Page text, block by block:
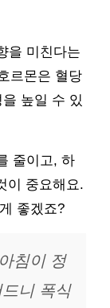
을 미친다는
르몬은 혈당
높일 수 있
줄이고, 하
이 중요해요.
좋겠죠?
침이 정
니 폭식